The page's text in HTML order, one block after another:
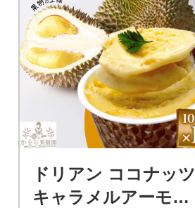
ドリアン ココナッツ
キャラメルアーモン